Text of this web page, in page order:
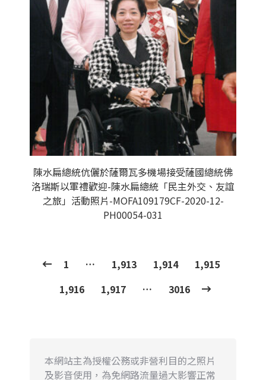
陳水扁總統伉儷於薩爾瓦多機場接受薩國總統佛
洛瑞斯以軍禮歡迎-陳水扁總統「民主外交、友誼
之旅」活動照片-MOFA109179CF-2020-12-
PH00054-031
1 … 1,913 1,914
1,915
1,916
1,917 … 3016
本網站主為授權公務或非營利目的之照片
及影音使用，為免網路流量過大影響正常